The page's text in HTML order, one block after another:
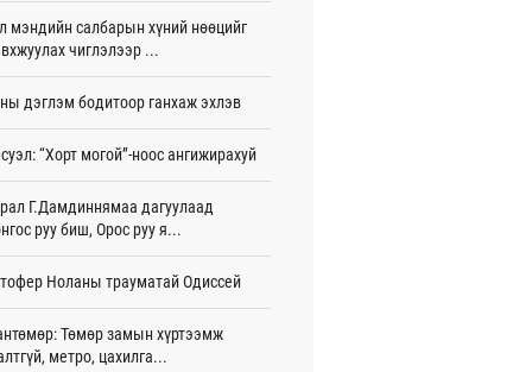
цаг 13 мин
Бүсийн чуулган, форум, салбарын
цаг 55 мин
авчээ
11 цаг 09 мин
тойрог зам”-ыг байгуулснаар
11 цаг 00 мин
мэндийн салбарын хүний нөөцийг
чиглэлээр ...
дэглэм бодитоор ганхаж эхлэв
“Хорт могой”-ноос ангижирахуй
Г.Дамдиннямаа дагуулаад
руу биш, Орос руу я...
Ноланы трауматай Одиссей
Төмөр замын хүртээмж
метро, цахилга...